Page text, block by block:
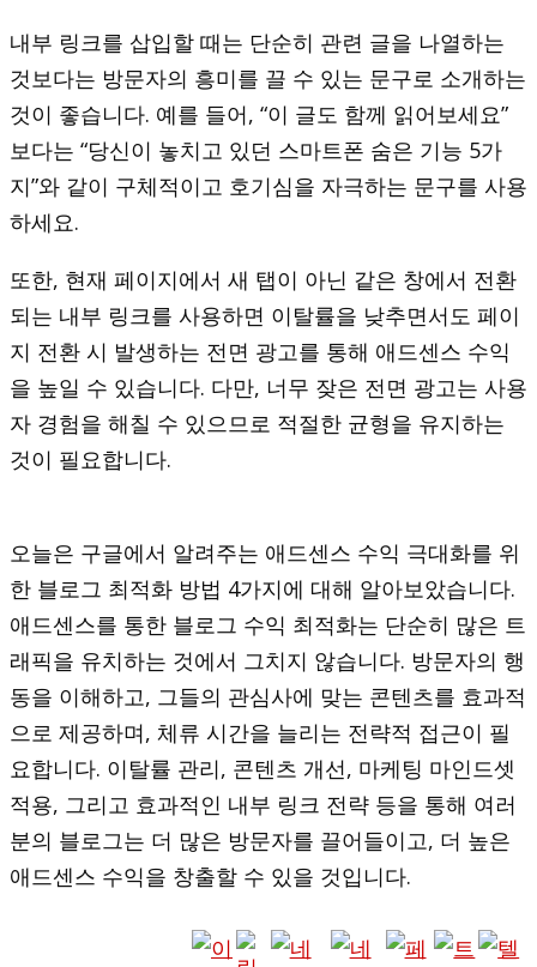
내부 링크를 삽입할 때는 단순히 관련 글을 나열하는
것보다는 방문자의 흥미를 끌 수 있는 문구로 소개하는
것이 좋습니다. 예를 들어, “이 글도 함께 읽어보세요”
보다는 “당신이 놓치고 있던 스마트폰 숨은 기능 5가
지”와 같이 구체적이고 호기심을 자극하는 문구를 사용
하세요.
또한, 현재 페이지에서 새 탭이 아닌 같은 창에서 전환
되는 내부 링크를 사용하면 이탈률을 낮추면서도 페이
지 전환 시 발생하는 전면 광고를 통해 애드센스 수익
을 높일 수 있습니다. 다만, 너무 잦은 전면 광고는 사용
자 경험을 해칠 수 있으므로 적절한 균형을 유지하는
것이 필요합니다.
오늘은 구글에서 알려주는 애드센스 수익 극대화를 위
한 블로그 최적화 방법 4가지에 대해 알아보았습니다.
애드센스를 통한 블로그 수익 최적화는 단순히 많은 트
래픽을 유치하는 것에서 그치지 않습니다. 방문자의 행
동을 이해하고, 그들의 관심사에 맞는 콘텐츠를 효과적
으로 제공하며, 체류 시간을 늘리는 전략적 접근이 필
요합니다. 이탈률 관리, 콘텐츠 개선, 마케팅 마인드셋
적용, 그리고 효과적인 내부 링크 전략 등을 통해 여러
분의 블로그는 더 많은 방문자를 끌어들이고, 더 높은
애드센스 수익을 창출할 수 있을 것입니다.